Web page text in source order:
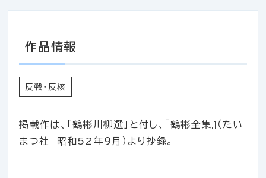
作品情報
反戦・反核
掲載作は、「鶴彬川柳選」と付し、『鶴彬全集』（たい
まつ社 昭和52年９月）より抄録。